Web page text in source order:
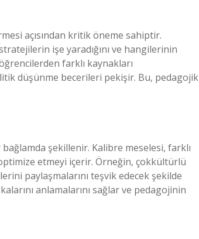
açısından kritik öneme sahiptir.
işe yaradığını ve hangilerinin
farklı kaynakları
düşünme becerileri pekişir. Bu, pedagojik
şekillenir. Kalibre meselesi, farklı
etmeyi içerir. Örneğin, çokkültürlü
paylaşmalarını teşvik edecek şekilde
anlamalarını sağlar ve pedagojinin